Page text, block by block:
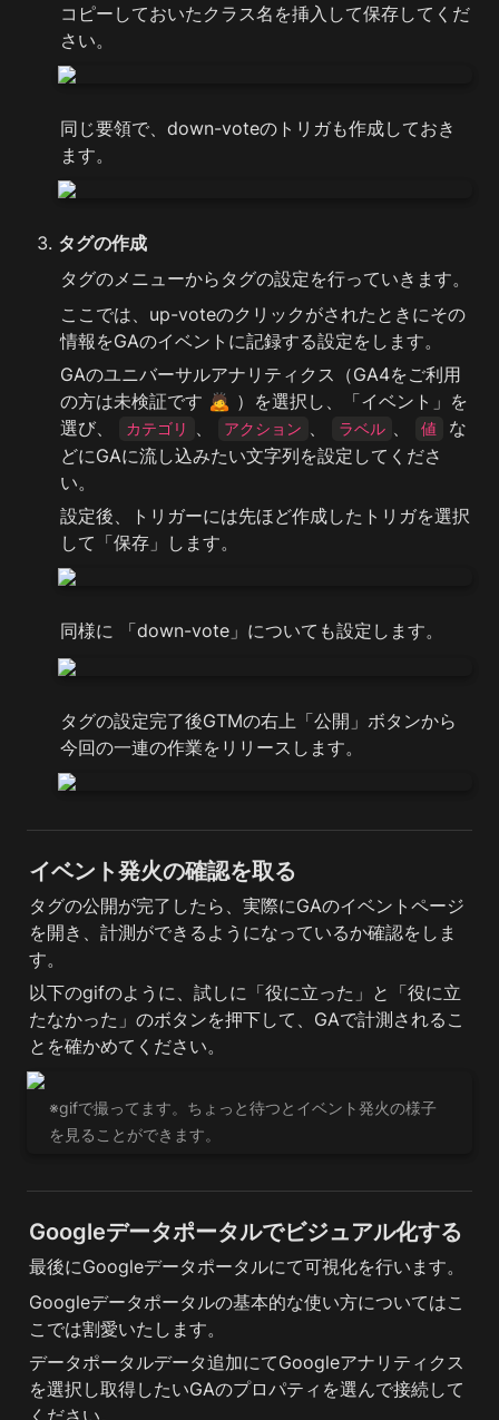
コピーしておいたクラス名を挿入して保存してくだ
さい。
同じ要領で、down-voteのトリガも作成しておき
ます。
タグの作成
タグのメニューからタグの設定を行っていきます。
ここでは、up-voteのクリックがされたときにその
情報をGAのイベントに記録する設定をします。
GAのユニバーサルアナリティクス（GA4をご利用
の方は未検証です 🙇 ）を選択し、「イベント」を
選び、
カテゴリ 、 アクション 、 ラベル 、 値
な
どにGAに流し込みたい文字列を設定してくださ
い。
設定後、トリガーには先ほど作成したトリガを選択
して「保存」します。
同様に 「down-vote」についても設定します。
タグの設定完了後GTMの右上「公開」ボタンから
今回の一連の作業をリリースします。
イベント発火の確認を取る
タグの公開が完了したら、実際にGAのイベントページ
を開き、計測ができるようになっているか確認をしま
す。
以下のgifのように、試しに「役に立った」と「役に立
たなかった」のボタンを押下して、GAで計測されるこ
とを確かめてください。
※gifで撮ってます。ちょっと待つとイベント発火の様子
を見ることができます。
Googleデータポータルでビジュアル化する
最後にGoogleデータポータルにて可視化を行います。
Googleデータポータルの基本的な使い方についてはこ
こでは割愛いたします。
データポータルデータ追加にてGoogleアナリティクス
を選択し取得したいGAのプロパティを選んで接続して
ください。